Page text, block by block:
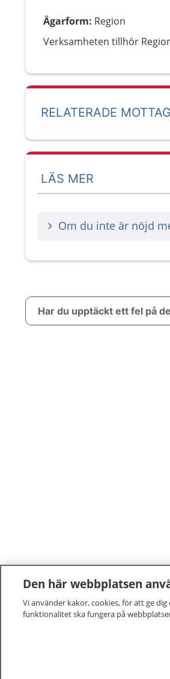
Ägarform: Region
Verksamheten tillhör
RELATERADE
LÄS MER
Om du inte är nöjd
Har du upptäckt ett fel på
Den här webbplatsen
Vi använder kakor, cookies, för att ge
funktionalitet ska fungera på